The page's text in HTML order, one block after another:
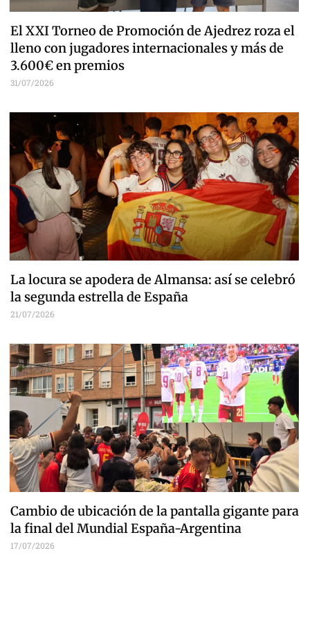
El XXI Torneo de Promoción de Ajedrez roza el
lleno con jugadores internacionales y más de
3.600€ en premios
31/07/2026
La locura se apodera de Almansa: así se celebró
la segunda estrella de España
21/07/2026
Cambio de ubicación de la pantalla gigante para
la final del Mundial España-Argentina
17/07/2026